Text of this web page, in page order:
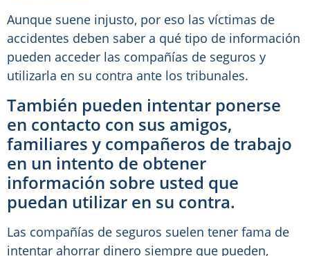
Aunque suene injusto, por eso las víctimas de
accidentes deben saber a qué tipo de información
pueden acceder las compañías de seguros y
utilizarla en su contra ante los tribunales.
También pueden intentar ponerse
en contacto con sus amigos,
familiares y compañeros de trabajo
en un intento de obtener
información sobre usted que
puedan utilizar en su contra.
Las compañías de seguros suelen tener fama de
intentar ahorrar dinero siempre que pueden,